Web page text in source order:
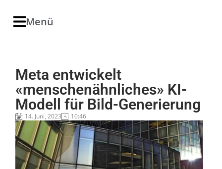
Menü
Meta entwickelt
«menschenähnliches» KI-
Modell für Bild-Generierung
14. Juni, 2023 10:46